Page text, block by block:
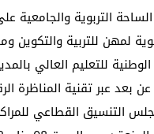
التربوية والجامعية
لمهن للتربية والتكوين
للتعليم العالي
يناير 2022 اجتماعا طارئا عن بعد عبر تقنية
التنسيق القطاعي